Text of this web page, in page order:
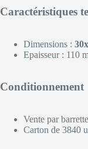
Caractéristiques
Dimensions :
Epaisseur : 110
Conditionnement
Vente par
Carton de 3840